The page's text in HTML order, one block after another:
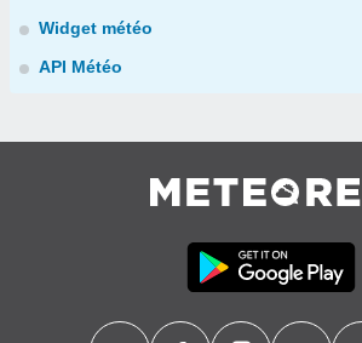
Widget météo
API Météo